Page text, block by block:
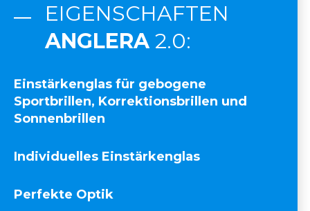
EIGENSCHAFTEN
ANGLERA 2.0:
Einstärkenglas für gebogene
Sportbrillen, Korrektionsbrillen und
Sonnenbrillen
Individuelles Einstärkenglas
Perfekte Optik